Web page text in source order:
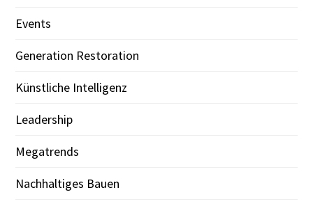
Events
Generation Restoration
Künstliche Intelligenz
Leadership
Megatrends
Nachhaltiges Bauen